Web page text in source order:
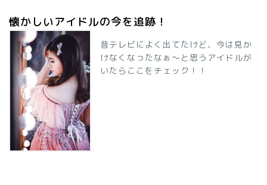
懐かしいアイドルの今を追跡！
昔テレビによく出てたけど、今は見か
けなくなったなぁ～と思うアイドルが
いたらここをチェック！！